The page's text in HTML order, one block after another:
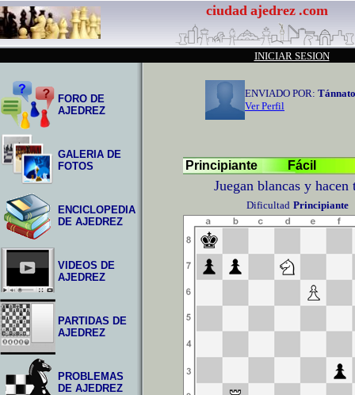
ciudad ajedrez .com
INICIAR SESION
FORO DE
AJEDREZ
GALERIA DE
FOTOS
ENCICLOPEDIA
DE AJEDREZ
VIDEOS DE
AJEDREZ
PARTIDAS DE
AJEDREZ
PROBLEMAS
DE AJEDREZ
ENVIADO POR:
Ver Perfil
Principiante Fácil
Juegan blancas y hacen
Dificultad Principiante